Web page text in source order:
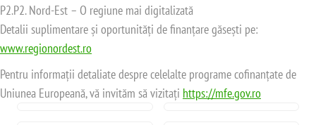
P2.P2. Nord-Est – O regiune mai digitalizată
Detalii suplimentare și oportunități de finanțare găsești pe:
www.regionordest.ro
Pentru informații detaliate despre celelalte programe cofinanțate de
Uniunea Europeană, vă invităm să vizitați https://mfe.gov.ro